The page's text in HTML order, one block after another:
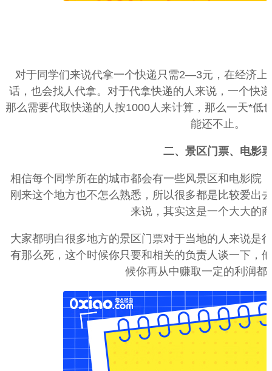
对于同学们来说代拿一个快递只需2—3元，在经济上
话，也会找人代拿。对于代拿快递的人来说，一个快
那么需要代取快递的人按1000人来计算，那么一天*低
能还不止。
二、景区门票、电影票
相信每个同学所在的城市都会有一些风景区和电影院
刚来这个地方也不怎么熟悉，所以很多都是比较爱出
来说，其实这是一个大大的
大家都明白很多地方的景区门票对于当地的人来说是
有那么死，这个时候你只要和相关的负责人谈一下，
候你再从中赚取一定的利润都